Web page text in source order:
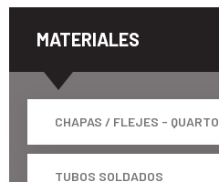
MATERIALES
CHAPAS / FLEJES - QUARTO
TUBOS SOLDADOS